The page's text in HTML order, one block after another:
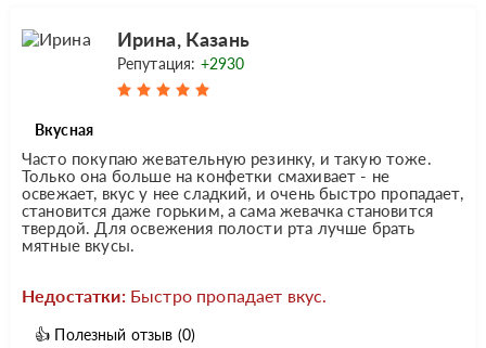
Ирина, Казань
Репутация: +2930
Вкусная
Часто покупаю жевательную резинку, и такую тоже.
Только она больше на конфетки смахивает - не
освежает, вкус у нее сладкий, и очень быстро пропадает,
становится даже горьким, а сама жевачка становится
твердой. Для освежения полости рта лучше брать
мятные вкусы.
Недостатки: Быстро пропадает вкус.
👍 Полезный отзыв (0)